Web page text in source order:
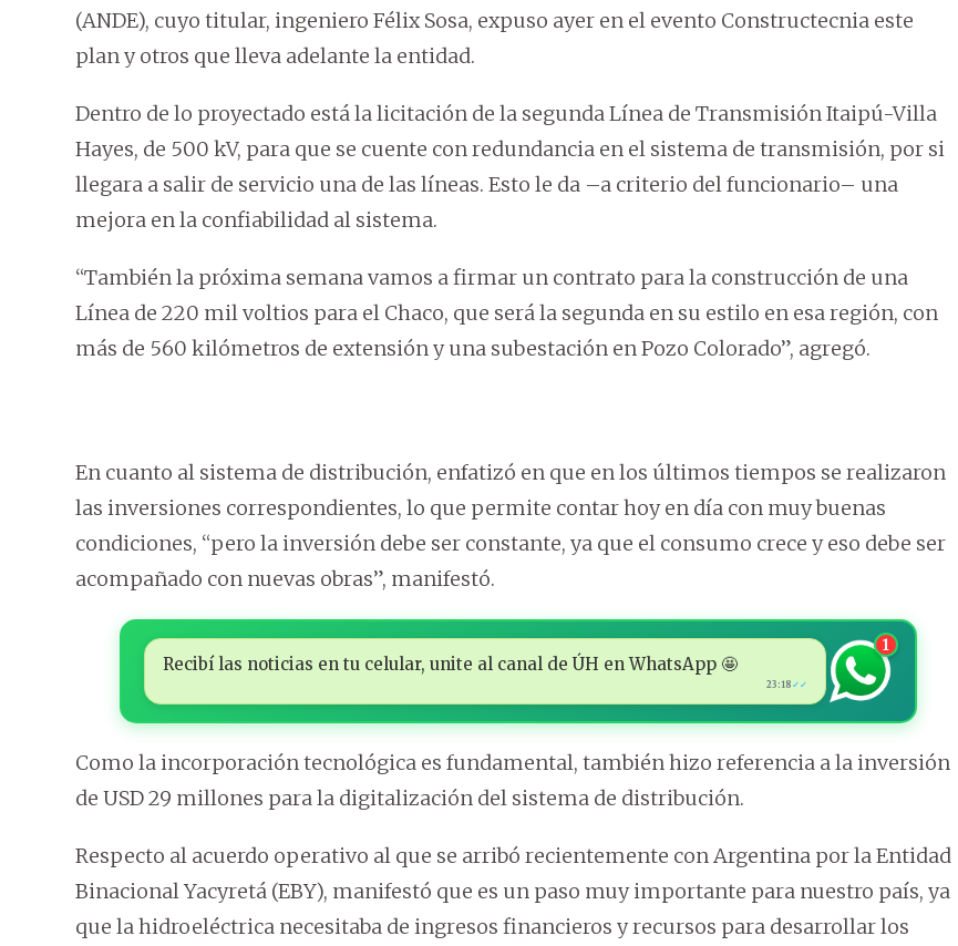
(ANDE), cuyo titular, ingeniero Félix Sosa, expuso ayer en el evento Constructecnia este
plan y otros que lleva adelante la entidad.
Dentro de lo proyectado está la licitación de la segunda Línea de Transmisión Itaipú-Villa
Hayes, de 500 kV, para que se cuente con redundancia en el sistema de transmisión, por si
llegara a salir de servicio una de las líneas. Esto le da –a criterio del funcionario– una
mejora en la confiabilidad al sistema.
“También la próxima semana vamos a firmar un contrato para la construcción de una
Línea de 220 mil voltios para el Chaco, que será la segunda en su estilo en esa región, con
más de 560 kilómetros de extensión y una subestación en Pozo Colorado”, agregó.
En cuanto al sistema de distribución, enfatizó en que en los últimos tiempos se realizaron
las inversiones correspondientes, lo que permite contar hoy en día con muy buenas
condiciones, “pero la inversión debe ser constante, ya que el consumo crece y eso debe ser
acompañado con nuevas obras”, manifestó.
Recibí las noticias en tu celular, unite al canal de ÚH en WhatsApp 🤩
23:18 ✓✓
1
Como la incorporación tecnológica es fundamental, también hizo referencia a la inversión
de USD 29 millones para la digitalización del sistema de distribución.
Respecto al acuerdo operativo al que se arribó recientemente con Argentina por la Entidad
Binacional Yacyretá (EBY), manifestó que es un paso muy importante para nuestro país, ya
que la hidroeléctrica necesitaba de ingresos financieros y recursos para desarrollar los